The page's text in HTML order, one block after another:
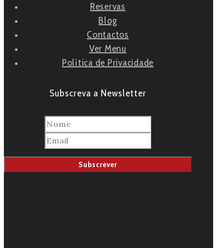
Reservas
Blog
Contactos
Ver Menu
Política de Privacidade
Subscreva a Newsletter